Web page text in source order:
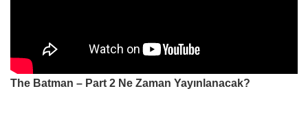
The Batman – Part 2 Ne Zaman Yayınlanacak?